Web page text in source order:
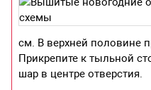
см. В верхней половине
Прикрепите к тыльной
шар в центре отверстия.